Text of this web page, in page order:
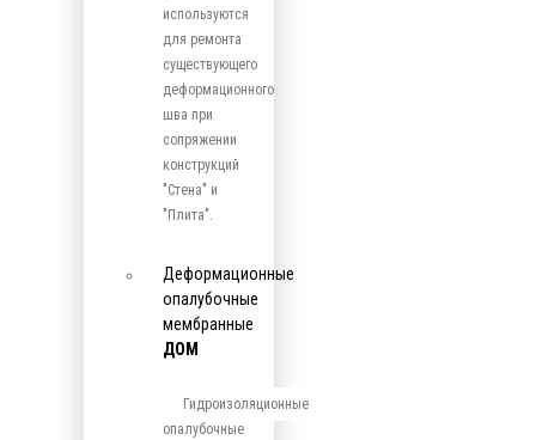
используются
для ремонта
существующего
деформационного
шва при
сопряжении
конструкций
"Стена" и
"Плита".
Деформационные
опалубочные
мембранные
ДОМ
Гидроизоляционные
опалубочные